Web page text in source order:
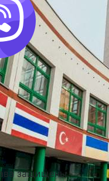
в Люблине
защищены.